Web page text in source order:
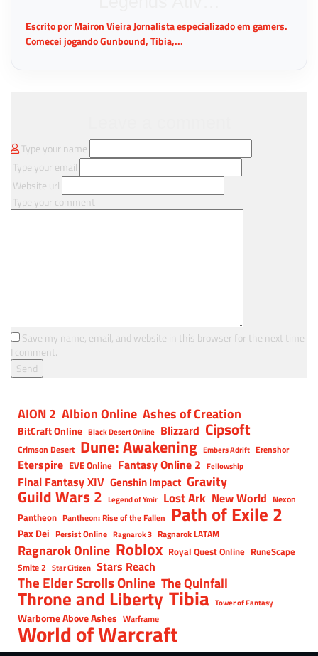
Escrito por Mairon Vieira Jornalista especializado em gamers.
Comecei jogando Gunbound, Tibia,...
Type your name
Type your email
Website url
Type your comment
Save my name, email, and website in this browser for the next time
I comment.
AION 2 Albion Online Ashes of Creation
BitCraft Online Black Desert Online Blizzard Cipsoft
Crimson Desert Dune: Awakening Embers Adrift Erenshor
Eterspire EVE Online Fantasy Online 2 Fellowship
Final Fantasy XIV Genshin Impact Gravity
Guild Wars 2 Legend of Ymir Lost Ark New World Nexon
Pantheon Pantheon: Rise of the Fallen Path of Exile 2
Pax Dei Persist Online Ragnarok 3 Ragnarok LATAM
Ragnarok Online Roblox Royal Quest Online RuneScape
Smite 2 Star Citizen Stars Reach
The Elder Scrolls Online The Quinfall
Throne and Liberty Tibia Tower of Fantasy
Warborne Above Ashes Warframe
World of Warcraft